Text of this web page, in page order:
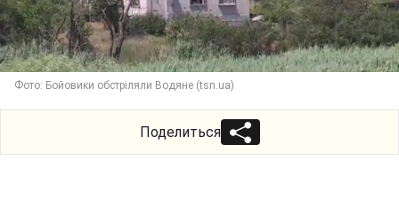
Фото: Бойовики обстріляли Водяне (tsn.ua)
Поделиться